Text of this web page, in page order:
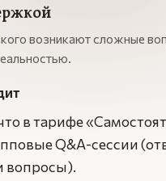
возникают сложные
в тарифе
Q&A-сессии
вопросы).